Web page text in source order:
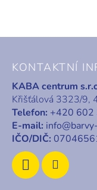
KONTAKTNÍ
KABA centrum
Křišťálová 3323/9,
Telefon: +420 602
E-mail:
IČO/DIČ: